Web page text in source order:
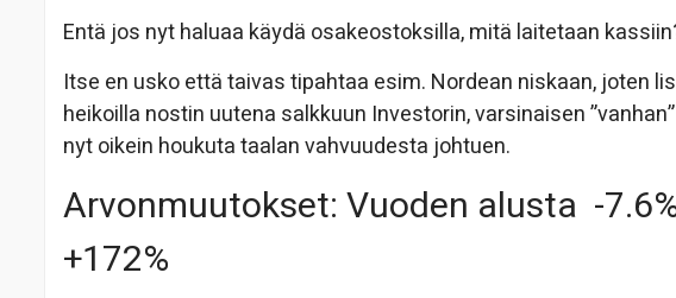
Entä jos nyt haluaa käydä osakeostoksilla, mitä laitetaan
Itse en usko että taivas tipahtaa esim. Nordean niskaan, joten
heikoilla nostin uutena salkkuun Investorin, varsinaisen
nyt oikein houkuta taalan vahvuudesta johtuen.
Arvonmuutokset: Vuoden alusta -
+172%